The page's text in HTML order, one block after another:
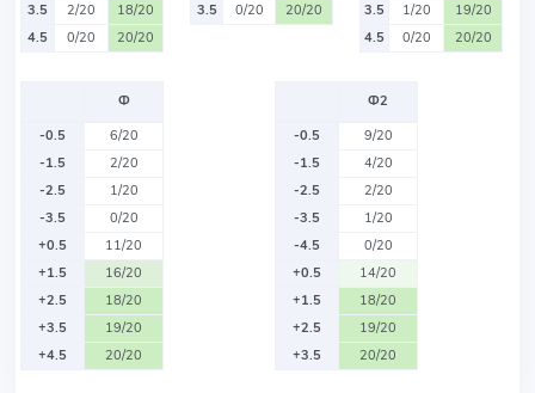
3.5
2/20
18/20
4.5
0/20 20/20
3.5
0/20 20/20
3.5
1/20
19/20
4.5
0/20 20/20
Ф
-0.5
6/20
-1.5
2/20
-2.5
1/20
-3.5
0/20
+0.5
11/20
+1.5
16/20
+2.5
18/20
+3.5
19/20
+4.5
20/20
Ф2
-0.5
9/20
-1.5
4/20
-2.5
2/20
-3.5
1/20
-4.5
0/20
+0.5
14/20
+1.5
18/20
+2.5
19/20
+3.5
20/20